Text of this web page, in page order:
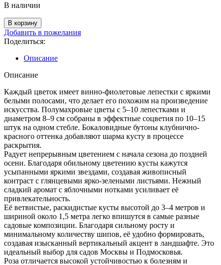
В наличии
Количество
товара
Роза
плетистая
Перпл
С5
В корзину
Добавить в пожелания
Поделиться:
Описание
Описание
Каждый цветок имеет винно-фиолетовые лепестки с яркими
белыми полосами, что делает его похожим на произведение
искусства. Полумахровые цветы с 5–10 лепестками и
диаметром 8–9 см собраны в эффектные соцветия по 10–15
штук на одном стебле. Бокаловидные бутоны клубнично-
красного оттенка добавляют шарма кусту в процессе
раскрытия.
Радует непрерывным цветением с начала сезона до поздней
осени. Благодаря обильному цветению кусты кажутся
усыпанными яркими звездами, создавая живописный
контраст с глянцевыми ярко-зелеными листьями. Нежный
сладкий аромат с яблочными нотками усиливает её
привлекательность.
Её ветвистые, раскидистые кусты высотой до 3–4 метров и
шириной около 1,5 метра легко впишутся в самые разные
садовые композиции. Благодаря сильному росту и
минимальному количеству шипов, её удобно формировать,
создавая изысканный вертикальный акцент в ландшафте. Это
идеальный выбор для садов Москвы и Подмосковья.
Роза отличается высокой устойчивостью к болезням и